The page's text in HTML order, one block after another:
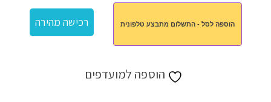
קנווסהוספה לסל - התשלום מתבצע טלפונית רכישה מהירה
הוספה למועדפים